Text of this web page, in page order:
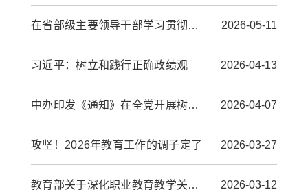
在省部级主要领导干部学习贯彻党的二十届四中全会精神专题研讨班上的讲话 2026-05-11
习近平：树立和践行正确政绩观 2026-04-13
中办印发《通知》在全党开展树立和践行正确政绩观学习教育 2026-04-07
攻坚！2026年教育工作的调子定了 2026-03-27
教育部关于深化职业教育教学关键要素 改革的意见 2026-03-12